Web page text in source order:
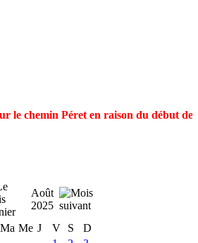
le chemin Péret en raison du début
Août
2025
Ma Me J V S
D